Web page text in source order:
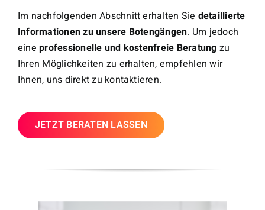
Im nachfolgenden Abschnitt erhalten Sie detaillierte
Informationen zu unsere Botengängen. Um jedoch
eineprofessionelle und kostenfreie Beratung zu
Ihren Möglichkeiten zu erhalten, empfehlen wir
Ihnen, uns direkt zu kontaktieren.
JETZT BERATEN LASSEN